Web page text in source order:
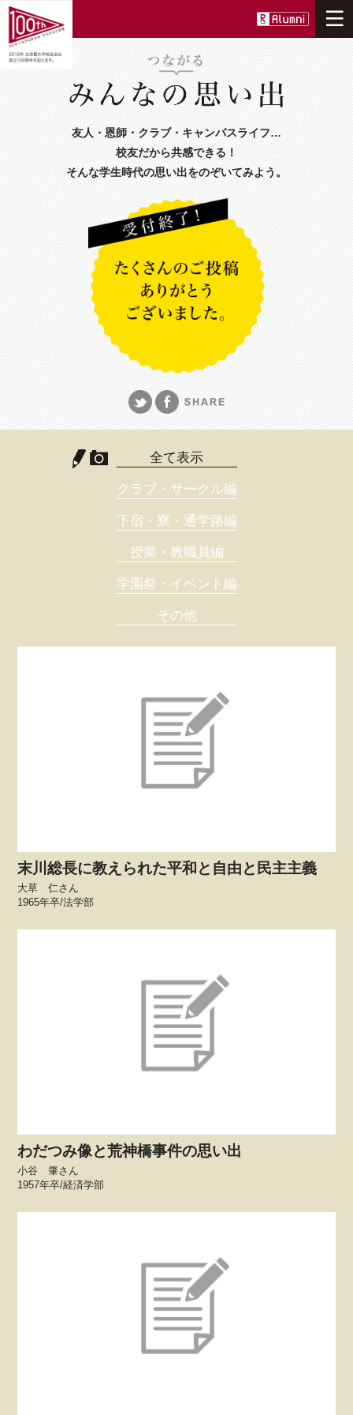
友人・恩師・クラブ・キャンパスライフ…
校友だから共感できる！
そんな学生時代の思い出をのぞいてみよう。
全て表示
クラブ・サークル編
下宿・寮・通学路編
授業・教職員編
学園祭・イベント編
その他
末川総長に教えられた平和と自由と民主主義
大草 仁さん
1965年卒/法学部
わだつみ像と荒神橋事件の思い出
小谷 肇さん
1957年卒/経済学部
ニュース
100周年事業について
つながる
ひろがる